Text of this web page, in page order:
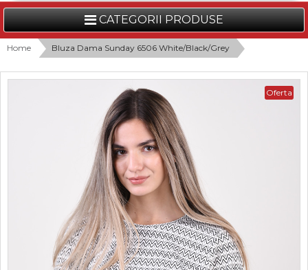
CATEGORII PRODUSE
FEMEI
BARBATI
INCALTAMINTE DAMA
INFORMATII
Home Bluza Dama Sunday 6506 White/Black/Grey
Oferta